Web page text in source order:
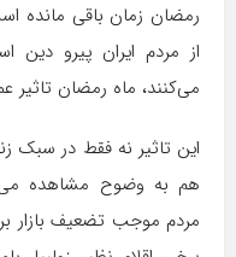
رمضان زمان باقی مانده
از مردم ایران پیرو دین
می‌کنند، ماه رمضان تاثیر
این تاثیر نه فقط در سبک
هم به وضوح مشاهده
مردم موجب تضعیف بازار